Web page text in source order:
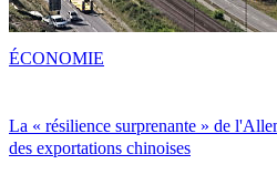
La « résilience surprenante » de
des exportations chinoises
ÉCONOMIE